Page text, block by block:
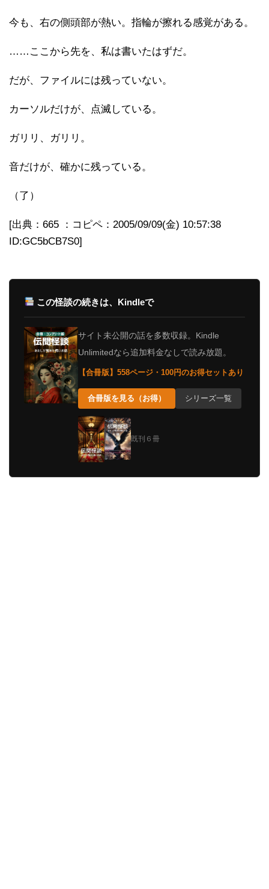
今も、右の側頭部が熱い。指輪が擦れる感覚がある。
……ここから先を、私は書いたはずだ。
だが、ファイルには残っていない。
カーソルだけが、点滅している。
ガリリ、ガリリ。
音だけが、確かに残っている。
（了）
[出典：665 ：コピペ：2005/09/09(金) 10:57:38
ID:GC5bCB7S0]
この怪談の続きは、Kindleで
サイト未公開の話を多数収録。Kindle
Unlimitedなら追加料金なしで読み放題。
【合冊版】558ページ・100円のお得セットあり
合冊版を見る（お得） シリーズ一覧
既刊６冊